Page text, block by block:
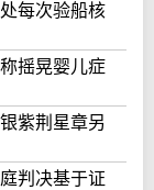
每次验船核
摇晃婴儿症
紫荆星章另
判决基于证